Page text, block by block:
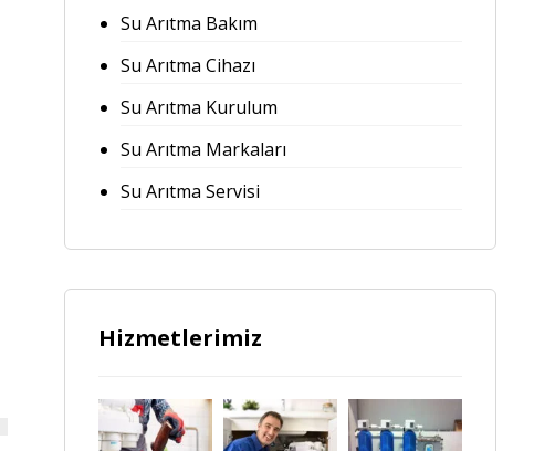
Su Arıtma Bakım
Su Arıtma Cihazı
Su Arıtma Kurulum
Su Arıtma Markaları
Su Arıtma Servisi
Hizmetlerimiz